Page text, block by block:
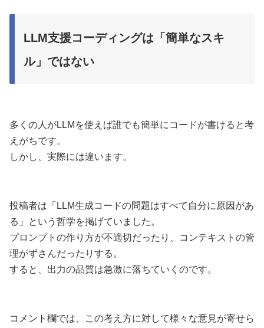
LLM支援コーディングは「簡単なスキ
ル」ではない
多くの人がLLMを使えば誰でも簡単にコードが書けると考
えがちです。
しかし、実際には違います。
投稿者は「LLM生成コードの問題はすべて自分に原因があ
る」という哲学を掲げていました。
プロンプトの作り方が不適切だったり、コンテキストの管
理がずさんだったりする。
すると、出力の品質は急激に落ちていくのです。
コメント欄では、この考え方に対して様々な意見が寄せら